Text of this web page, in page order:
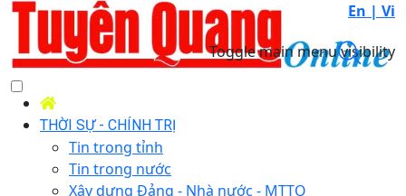
En | Vi
Toggle main menu visibility
THỜI SỰ - CHÍNH TRỊ
Tin trong tỉnh
Tin trong nước
Xây dựng Đảng - Nhà nước - MTTQ